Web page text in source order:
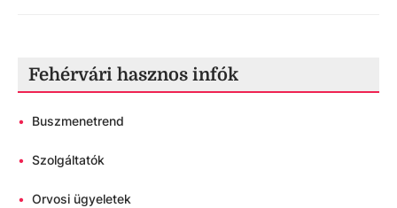
Fehérvári hasznos infók
• Buszmenetrend
• Szolgáltatók
• Orvosi ügyeletek